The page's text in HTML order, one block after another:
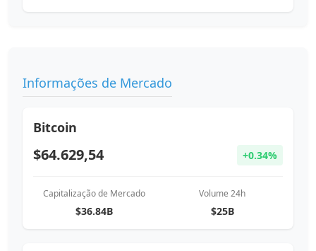
CA$ Dólar Canadense
CAD
A$ AUD
Franco Suíço
Yuan Chinês
CNY
Informações de Mercado
Bitcoin
$64.629,54 +0.34%
Capitalização de Mercado
$36.84B
Volume 24h
$25B